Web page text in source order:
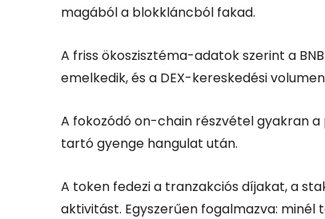
magából a blokkláncból fakad.
A friss ökoszisztéma-adatok szerint a
emelkedik, és a DEX-kereskedési
A fokozódó on-chain részvétel gyakran a
tartó gyenge hangulat után.
A token fedezi a tranzakciós díjakat, a
aktivitást. Egyszerűen fogalmazva: minél